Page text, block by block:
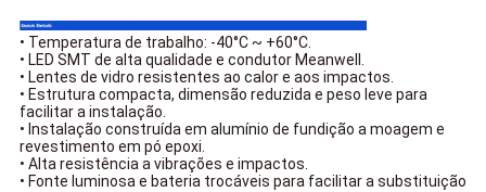
• Temperatura de trabalho: -40°C ~ +60°C.
• LED SMT de alta qualidade e condutor Meanwell.
• Lentes de vidro resistentes ao calor e aos impactos.
• Estrutura compacta, dimensão reduzida e peso leve para
facilitar a instalação.
• Instalação construída em alumínio de fundição a moagem e
revestimento em pó epoxi.
• Alta resistência a vibrações e impactos.
• Fonte luminosa e bateria trocáveis para facilitar a substituição